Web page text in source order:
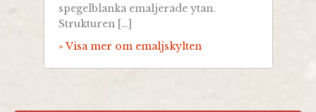
spegelblanka emaljerade ytan.
Strukturen […]
» Visa mer om emaljskylten